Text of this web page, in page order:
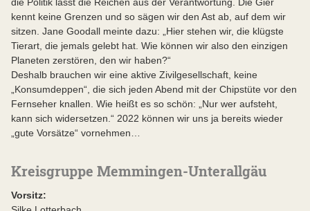
die Politik lässt die Reichen aus der Verantwortung. Die Gier
kennt keine Grenzen und so sägen wir den Ast ab, auf dem wir
sitzen. Jane Goodall meinte dazu: „Hier stehen wir, die klügste
Tierart, die jemals gelebt hat. Wie können wir also den einzigen
Planeten zerstören, den wir haben?“
Deshalb brauchen wir eine aktive Zivilgesellschaft, keine
„Konsumdeppen“, die sich jeden Abend mit der Chipstüte vor den
Fernseher knallen. Wie heißt es so schön: „Nur wer aufsteht,
kann sich widersetzen.“ 2022 können wir uns ja bereits wieder
„gute Vorsätze“ vornehmen…
Kreisgruppe Memmingen-Unterallgäu
Vorsitz: